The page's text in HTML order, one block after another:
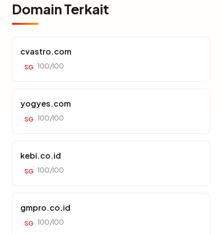
Domain Terkait
cvastro.com
SG 100/100
yogyes.com
SG 100/100
kebi.co.id
SG 100/100
gmpro.co.id
SG 100/100